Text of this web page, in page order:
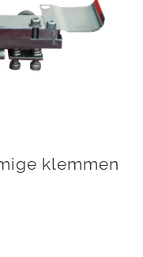
klemmen